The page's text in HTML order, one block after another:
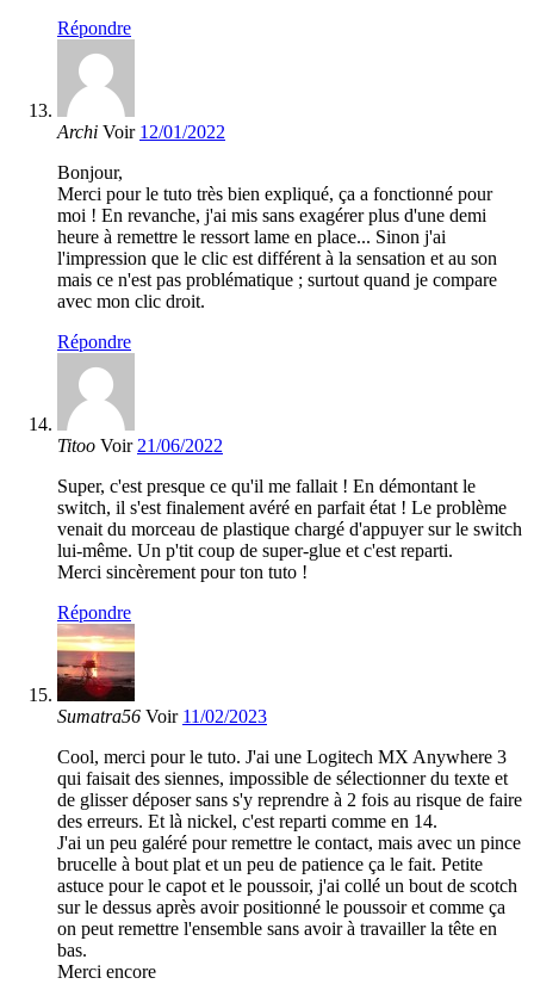
Répondre
Archi Voir 12/01/2022
Bonjour,
Merci pour le tuto très bien expliqué, ça a fonctionné pour
moi ! En revanche, j'ai mis sans exagérer plus d'une demi
heure à remettre le ressort lame en place... Sinon j'ai
l'impression que le clic est différent à la sensation et au son
mais ce n'est pas problématique ; surtout quand je compare
avec mon clic droit.
Répondre
Titoo Voir 21/06/2022
Super, c'est presque ce qu'il me fallait ! En démontant le
switch, il s'est finalement avéré en parfait état ! Le problème
venait du morceau de plastique chargé d'appuyer sur le switch
lui-même. Un p'tit coup de super-glue et c'est reparti.
Merci sincèrement pour ton tuto !
Répondre
Sumatra56 Voir 11/02/2023
Cool, merci pour le tuto. J'ai une Logitech MX Anywhere 3
qui faisait des siennes, impossible de sélectionner du texte et
de glisser déposer sans s'y reprendre à 2 fois au risque de faire
des erreurs. Et là nickel, c'est reparti comme en 14.
J'ai un peu galéré pour remettre le contact, mais avec un pince
brucelle à bout plat et un peu de patience ça le fait. Petite
astuce pour le capot et le poussoir, j'ai collé un bout de scotch
sur le dessus après avoir positionné le poussoir et comme ça
on peut remettre l'ensemble sans avoir à travailler la tête en
bas.
Merci encore